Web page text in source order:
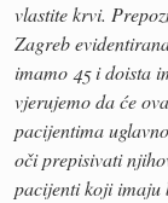
vlastite krvi.
Zagreb
imamo 45 i doista
vjerujemo da će
pacijentima
oči prepisivati
pacijenti koji imaju